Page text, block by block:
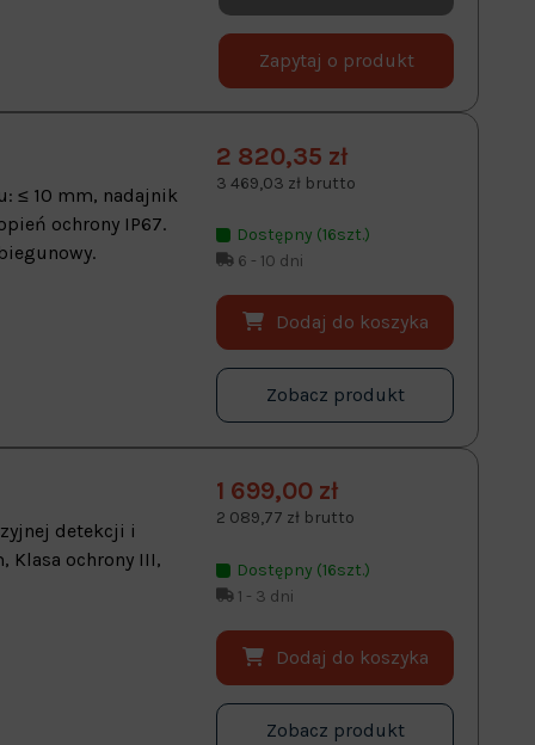
Zapytaj o produkt
≤ 10 mm, nadajnik
ochrony IP67.
2 820,35 zł
3 469,03 zł brutto
Dostępny (16szt.)
6 - 10 dni
Dodaj do koszyka
Zobacz produkt
detekcji i
Klasa ochrony III,
1 699,00 zł
2 089,77 zł brutto
Dostępny (16szt.)
1 - 3 dni
Dodaj do koszyka
Zobacz produkt